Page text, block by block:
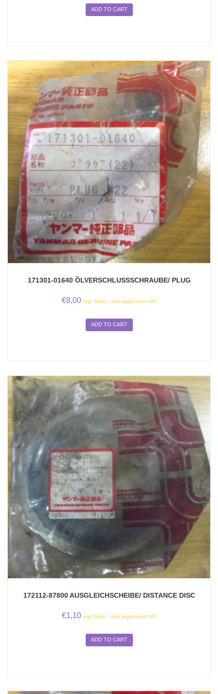
ADD TO CART
171301-01640 ÖLVERSCHLUSSSCHRAUBE/ PLUG
€8,00 zzgl. Mwst. / plus legal taxes VAT
ADD TO CART
172112-87800 AUSGLEICHSCHEIBE/ DISTANCE DISC
€1,10 zzgl. Mwst. / plus legal taxes VAT
ADD TO CART